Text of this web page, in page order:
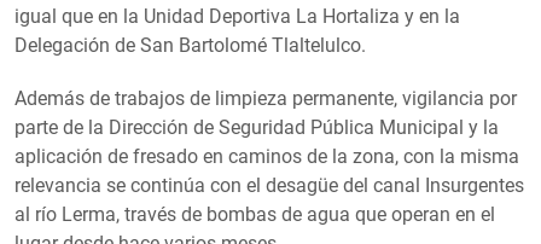
igual que en la Unidad Deportiva La Hortaliza y en la
Delegación de San Bartolomé Tlaltelulco.
Además de trabajos de limpieza permanente, vigilancia por
parte de la Dirección de Seguridad Pública Municipal y la
aplicación de fresado en caminos de la zona, con la misma
relevancia se continúa con el desagüe del canal Insurgentes
al río Lerma, través de bombas de agua que operan en el